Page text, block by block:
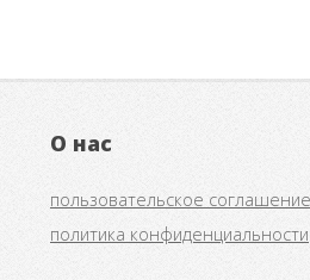
О нас
пользовательское соглашение
политика конфиденциальности